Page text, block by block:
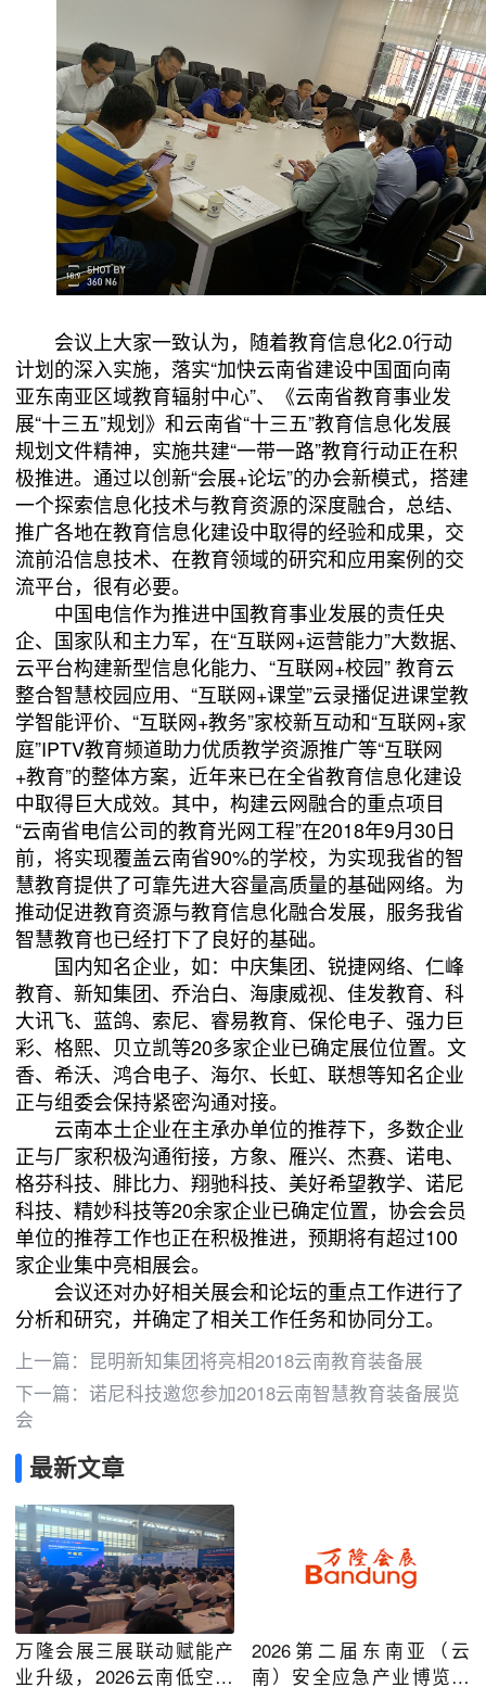
会议上大家一致认为，随着教育信息化2.0行动
计划的深入实施，落实“加快云南省建设中国面向南
亚东南亚区域教育辐射中心”、《云南省教育事业发
展“十三五”规划》和云南省“十三五”教育信息化发展
规划文件精神，实施共建“一带一路”教育行动正在积
极推进。通过以创新“会展+论坛”的办会新模式，搭建
一个探索信息化技术与教育资源的深度融合，总结、
推广各地在教育信息化建设中取得的经验和成果，交
流前沿信息技术、在教育领域的研究和应用案例的交
流平台，很有必要。
中国电信作为推进中国教育事业发展的责任央
企、国家队和主力军，在“互联网+运营能力”大数据、
云平台构建新型信息化能力、“互联网+校园” 教育云
整合智慧校园应用、“互联网+课堂”云录播促进课堂教
学智能评价、“互联网+教务”家校新互动和“互联网+家
庭”IPTV教育频道助力优质教学资源推广等“互联网
+教育”的整体方案，近年来已在全省教育信息化建设
中取得巨大成效。其中，构建云网融合的重点项目
“云南省电信公司的教育光网工程”在2018年9月30日
前，将实现覆盖云南省90%的学校，为实现我省的智
慧教育提供了可靠先进大容量高质量的基础网络。为
推动促进教育资源与教育信息化融合发展，服务我省
智慧教育也已经打下了良好的基础。
国内知名企业，如：中庆集团、锐捷网络、仁峰
教育、新知集团、乔治白、海康威视、佳发教育、科
大讯飞、蓝鸽、索尼、睿易教育、保伦电子、强力巨
彩、格熙、贝立凯等20多家企业已确定展位位置。文
香、希沃、鸿合电子、海尔、长虹、联想等知名企业
正与组委会保持紧密沟通对接。
云南本土企业在主承办单位的推荐下，多数企业
正与厂家积极沟通衔接，方象、雁兴、杰赛、诺电、
格芬科技、腓比力、翔驰科技、美好希望教学、诺尼
科技、精妙科技等20余家企业已确定位置，协会会员
单位的推荐工作也正在积极推进，预期将有超过100
家企业集中亮相展会。
会议还对办好相关展会和论坛的重点工作进行了
分析和研究，并确定了相关工作任务和协同分工。
上一篇： 昆明新知集团将亮相2018云南教育装备展
下一篇：诺尼科技邀您参加2018云南智慧教育装备展览
会
最新文章
万隆会展三展联动赋能产
业升级，2026云南低空经
2026第二届东南亚（云
南）安全应急产业博览会